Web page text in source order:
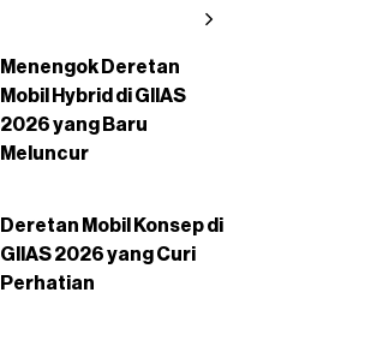
Menengok Deretan
Mobil Hybrid di GIIAS
2026 yang Baru
Meluncur
Deretan Mobil Konsep di
GIIAS 2026 yang Curi
Perhatian